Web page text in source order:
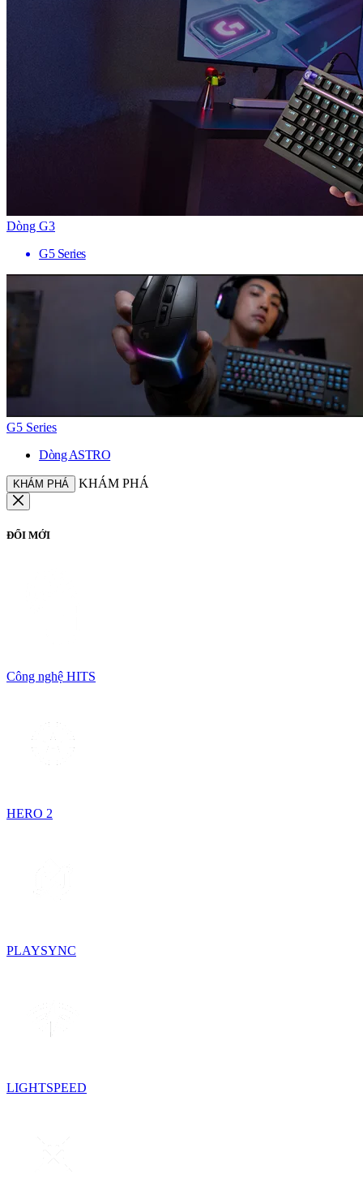
Dòng G3
G5 Series
G5 Series
Dòng ASTRO
KHÁM PHÁ KHÁM PHÁ
ĐỔI MỚI
Công nghệ HITS
HERO 2
PLAYSYNC
LIGHTSPEED